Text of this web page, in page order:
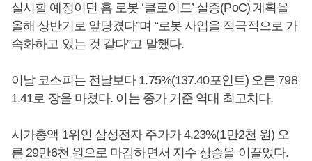
실시할 예정이던 홈 로봇 ‘클로이드’ 실증(PoC) 계획을
올해 상반기로 앞당겼다”며 “로봇 사업을 적극적으로 가
속화하고 있는 것 같다”고 말했다.
이날 코스피는 전날보다 1.75%(137.40포인트) 오른 798
1.41로 장을 마쳤다. 이는 종가 기준 역대 최고치다.
시가총액 1위인 삼성전자 주가가 4.23%(1만2천 원) 오
른 29만6천 원으로 마감하면서 지수 상승을 이끌었다.